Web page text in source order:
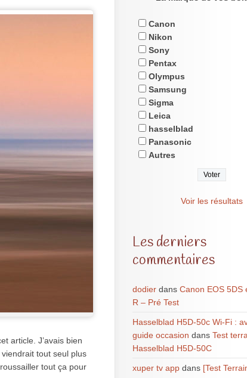
article. J’avais bien
tout seul plus
tout ça pour
Canon
Nikon
Sony
Pentax
Olympus
Samsung
Sigma
Leica
hasselblad
Panasonic
Autres
Voir les résultats
Les derniers
commentaires
dodierdans Canon EOS 5DS
R – Pré Test
Hasselblad H5D-50c Wi-Fi :
guide occasion dans Test
Hasselblad H5D-50C
xuper tv appdans [Test